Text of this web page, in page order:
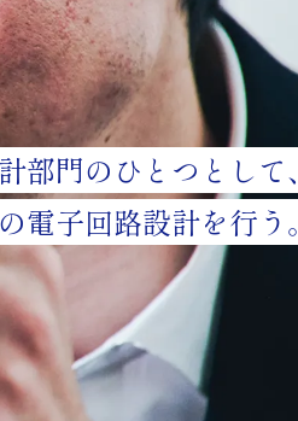
部門のひとつとして、
電子回路設計を行う。